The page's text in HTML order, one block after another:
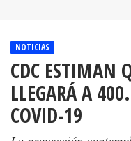
NOTICIAS
CDC ESTIMAN
LLEGARÁ A
COVID-19